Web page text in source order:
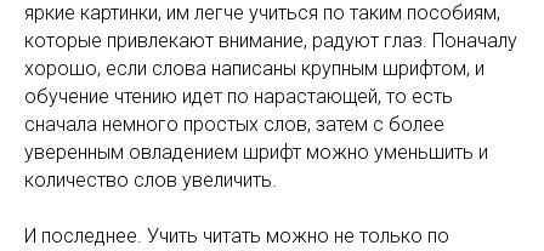
яркие картинки, им легче учиться по таким пособиям,
которые привлекают внимание, радуют глаз. Поначалу
хорошо, если слова написаны крупным шрифтом, и
обучение чтению идет по нарастающей, то есть
сначала немного простых слов, затем с более
уверенным овладением шрифт можно уменьшить и
количество слов увеличить.
И последнее. Учить читать можно не только по